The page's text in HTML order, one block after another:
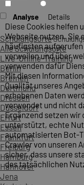
Schulungsorte
Alle Schulungsorte
Live-Online-Training
Berlin
Bremen
Dortmund
Dresden
Düsseldorf
Erfurt
Essen
Frankfurt
Freiburg
Hamburg
Hannover
Jena
Analyse Details
Diese Cookies helfen
Webseite nutzen. Sie
häufigsten
verweilen und über
verwenden dafür
Mit diesen
Qualität unseres
erhobenen Daten
verwendet und nicht
Ergänzend setzen wir
unterstützt, echte
automatisierten Bot-
Crawler von unseren
sicher, dass unsere
des tatsächlichen